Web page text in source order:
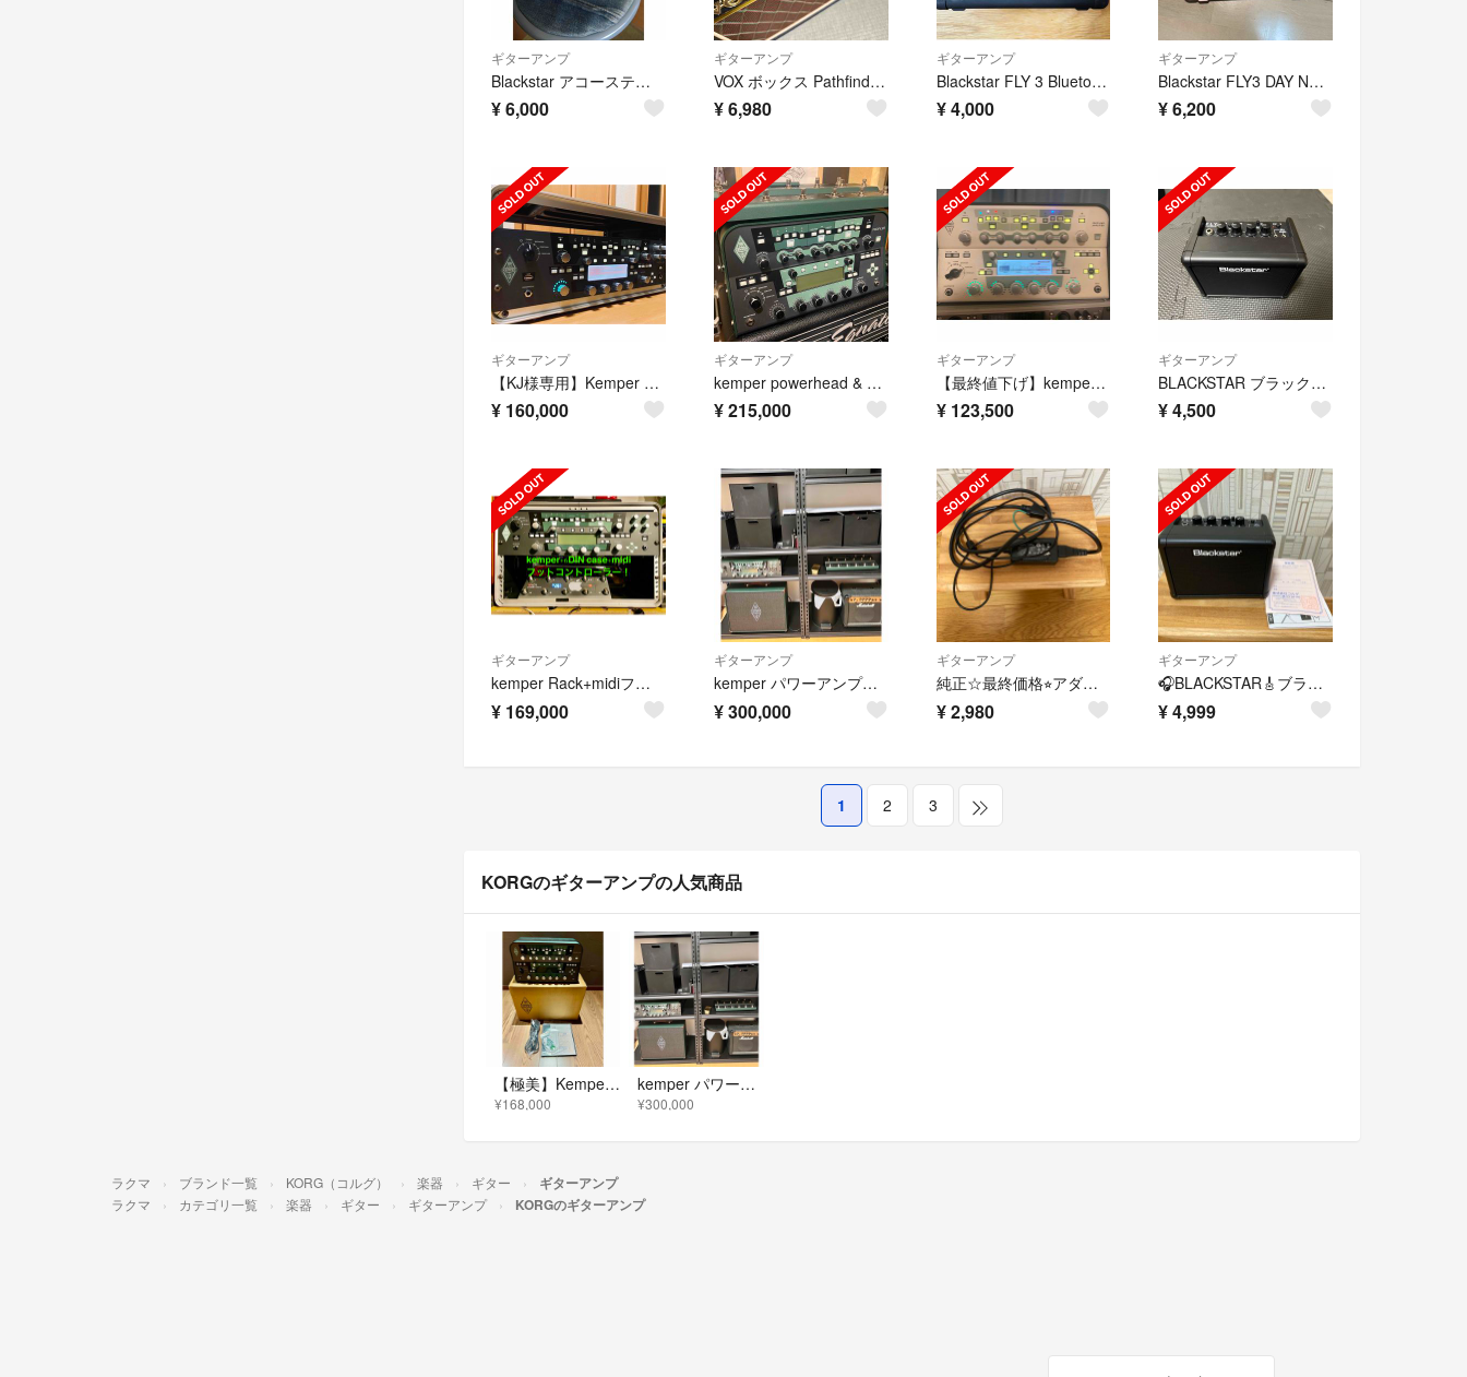
ギターアンプ
Blackstar アコースティックギター用アンプ FLY3 Acoustic
¥6,000
ギターアンプ
VOX ボックス Pathfinder10 ギターアンプ PF10 動作良好
¥6,980
ギターアンプ
Blackstar FLY 3 Bluetooth ギターアンプ
¥4,000
ギターアンプ
Blackstar FLY3 DAY NEON PINK Guitar Mini
¥6,200
ギターアンプ
【KJ様専用】Kemper Profiling Amp
¥ 160,000
ギターアンプ
kemper powerhead & kemper remote
¥215,000
ギターアンプ
【最終値下げ】kemper profiling amp
¥ 123,500
ギターアンプ
BLACKSTAR ブラックスター Fly3ミニアンプ 本体のみ
¥4,500
ギターアンプ
kemper Rack+midiフットコントローラー+6DINケース
¥ 169,000
ギターアンプ
kemper パワーアンプ搭載モデル ラックタイプ フットリモート キャビネット
¥300,000
ギターアンプ
純正☆最終価格⭐︎アダプターのみ ブラックスターフライ3用 ギターアンプ用
¥2,980
ギターアンプ
🎧BLACKSTAR🎸ブラックスター ⚡️Fly3ミニアンプ🎶本体のみ
¥4,999
1 2 3
KORGのギターアンプの人気商品
【極美】Kemper ケンパー Profiler PowerHead
¥168,000
kemper パワーアンプ搭載モデル ラックタイプ フットリモート キャビネット
¥300,000
ラクマ ブランド一覧 KORG（コルグ） 楽器 ギター ギターアンプ
ラクマ カテゴリ一覧 楽器 ギター ギターアンプ KORGのギターアンプ